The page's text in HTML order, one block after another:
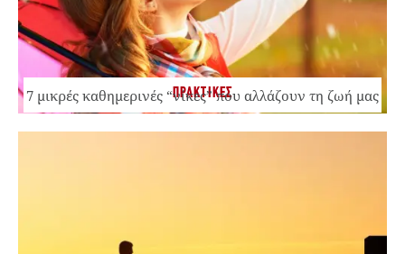
ΠΡΑΚΤΙΚΕΣ
7 μικρές καθημερινές “νίκες” που αλλάζουν τη ζωή μας